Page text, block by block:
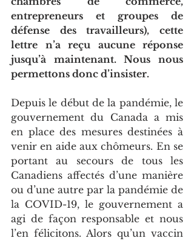
entrepreneurs et groupes de
défense des travailleurs), cette
lettre n’a reçu aucune réponse
jusqu’à maintenant. Nous nous
permettons donc d’insister.
Depuis le début de la pandémie, le
gouvernement du Canada a mis
en place des mesures destinées à
venir en aide aux chômeurs. En se
portant au secours de tous les
Canadiens affectés d’une manière
ou d’une autre par la pandémie de
la COVID-19, le gouvernement a
agi de façon responsable et nous
l’en félicitons. Alors qu’un vaccin